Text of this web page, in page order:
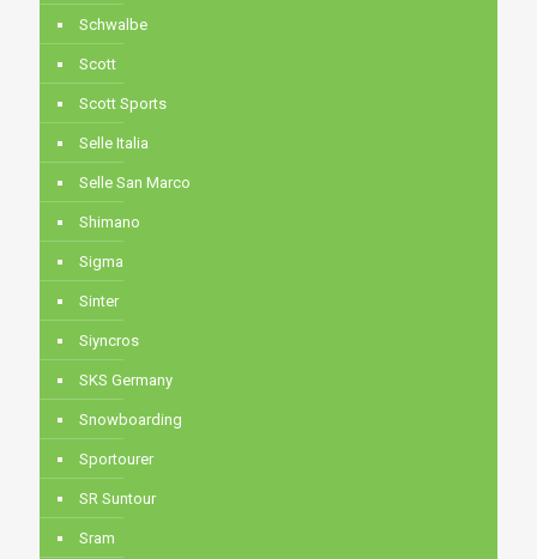
Schwalbe
Scott
Scott Sports
Selle Italia
Selle San Marco
Shimano
Sigma
Sinter
Siyncros
SKS Germany
Snowboarding
Sportourer
SR Suntour
Sram